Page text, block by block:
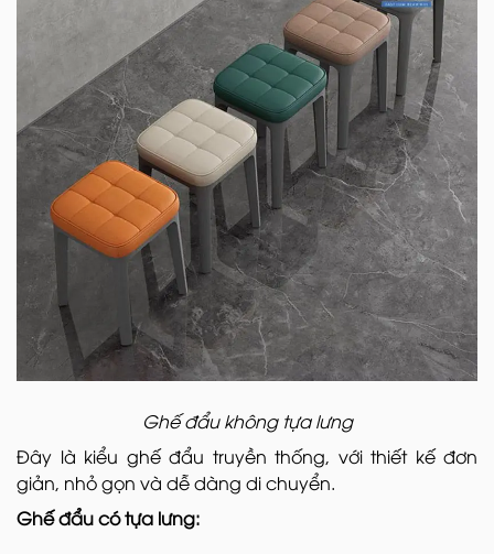
Ghế đẩu không tựa lưng
Đây là kiểu ghế đẩu truyền thống, với thiết kế đơn
giản, nhỏ gọn và dễ dàng di chuyển.
Ghế đẩu có tựa lưng: